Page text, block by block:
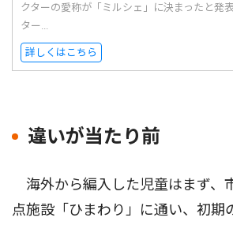
クターの愛称が「ミルシェ」に決まったと発
ター...
詳しくはこちら
違いが当たり前
海外から編入した児童はまず、
点施設「ひまわり」に通い、初期